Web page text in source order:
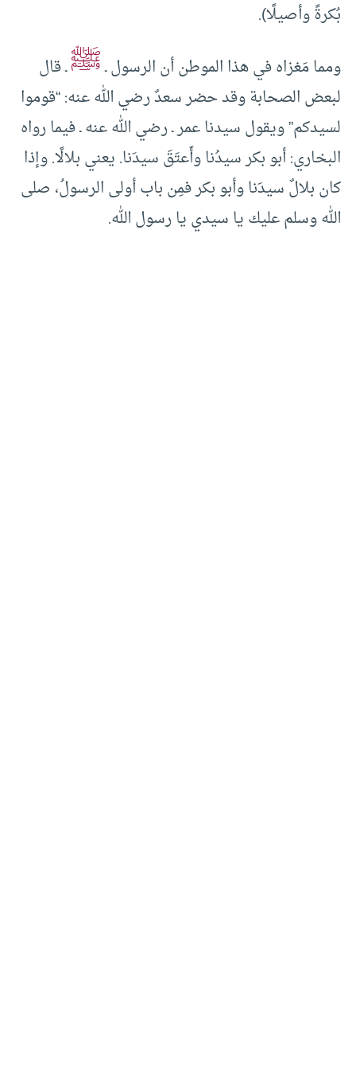
بُكرةً وأصيلًا).
ومما مَغزاه في هذا الموطن أن الرسول ـﷺـ قال
لبعض الصحابة وقد حضر سعدٌ رضي الله عنه: “قوموا
لسيدكم” ويقول سيدنا عمر ـ رضي الله عنه ـ فيما رواه
البخاري: أبو بكر سيدُنا وأَعتَقَ سيدَنا. يعني بلالًا. وإذا
كان بلالٌ سيدَنا وأبو بكر فمِن باب أولى الرسولُ، صلى
الله وسلم عليك يا سيدي يا رسول الله.